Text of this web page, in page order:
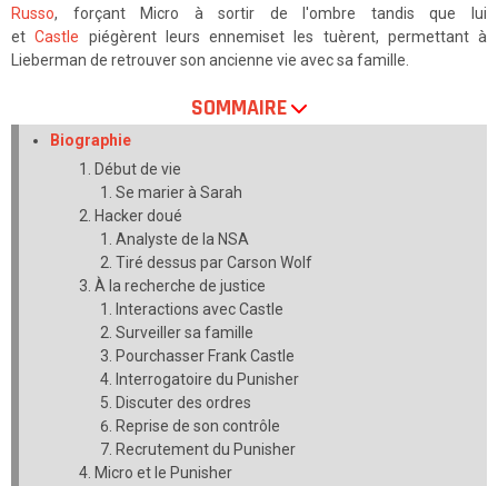
Russo, forçant Micro à sortir de l'ombre tandis que lui
etCastle piégèrent leurs ennemiset les tuèrent, permettant à
Lieberman de retrouver son ancienne vie avec sa famille.
SOMMAIRE
Biographie
Début de vie
Se marier à Sarah
Hacker doué
Analyste de la NSA
Tiré dessus par Carson Wolf
À la recherche de justice
Interactions avec Castle
Surveiller sa famille
Pourchasser Frank Castle
Interrogatoire du Punisher
Discuter des ordres
Reprise de son contrôle
Recrutement du Punisher
Micro et le Punisher